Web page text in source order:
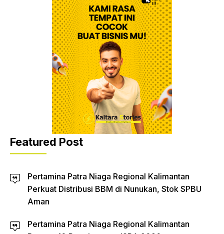
Featured Post
Pertamina Patra Niaga Regional Kalimantan
Perkuat Distribusi BBM di Nunukan, Stok SPBU
Aman
Pertamina Patra Niaga Regional Kalimantan